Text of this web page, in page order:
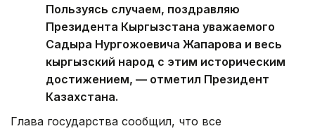
Пользуясь случаем, поздравляю
Президента Кыргызстана уважаемого
Садыра Нургожоевича Жапарова и весь
кыргызский народ с этим историческим
достижением, — отметил Президент
Казахстана.
Глава государства сообщил, что все